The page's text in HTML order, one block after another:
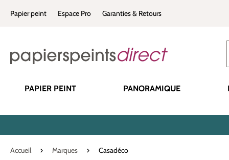
Passer à la navigation principale
Papier peint Espace Pro Garanties & Retours
PAPIER PEINT PANORAMIQUE
Accueil Marques Casadéco